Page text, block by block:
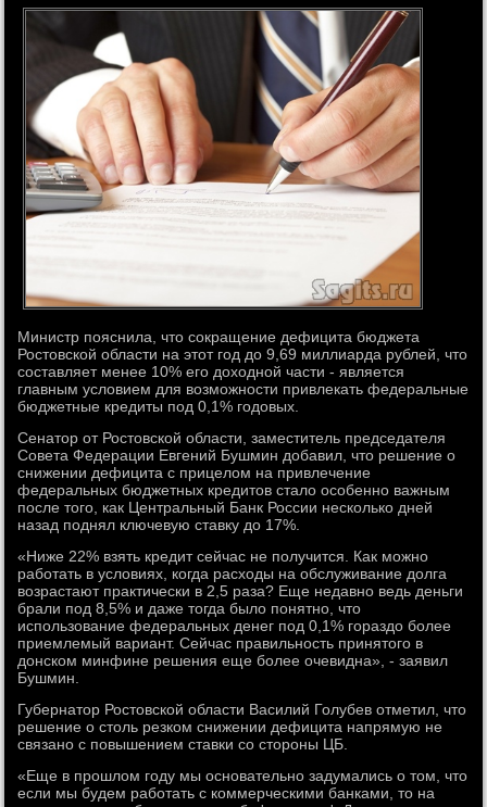
Министр пояснила, что сокращение дефицита бюджета
Ростовской области на этот год до 9,69 миллиарда рублей, что
составляет менее 10% его доходной части - является
главным условием для возможности привлекать федеральные
бюджетные кредиты под 0,1% годовых.
Сенатор от Ростовской области, заместитель председателя
Совета Федерации Евгений Бушмин добавил, что решение о
снижении дефицита с прицелом на привлечение
федеральных бюджетных кредитов стало особенно важным
после того, как Центральный Банк России несколько дней
назад поднял ключевую ставку до 17%.
«Ниже 22% взять кредит сейчас не получится. Как можно
работать в условиях, когда расходы на обслуживание долга
возрастают практически в 2,5 раза? Еще недавно ведь деньги
брали под 8,5% и даже тогда было понятно, что
использование федеральных денег под 0,1% гораздо более
приемлемый вариант. Сейчас правильность принятого в
донском минфине решения еще более очевидна», - заявил
Бушмин.
Губернатор Ростовской области Василий Голубев отметил, что
решение о столь резком снижении дефицита напрямую не
связано с повышением ставки со стороны ЦБ.
«Еще в прошлом году мы основательно задумались о том, что
если мы будем работать с коммерческими банками, то на